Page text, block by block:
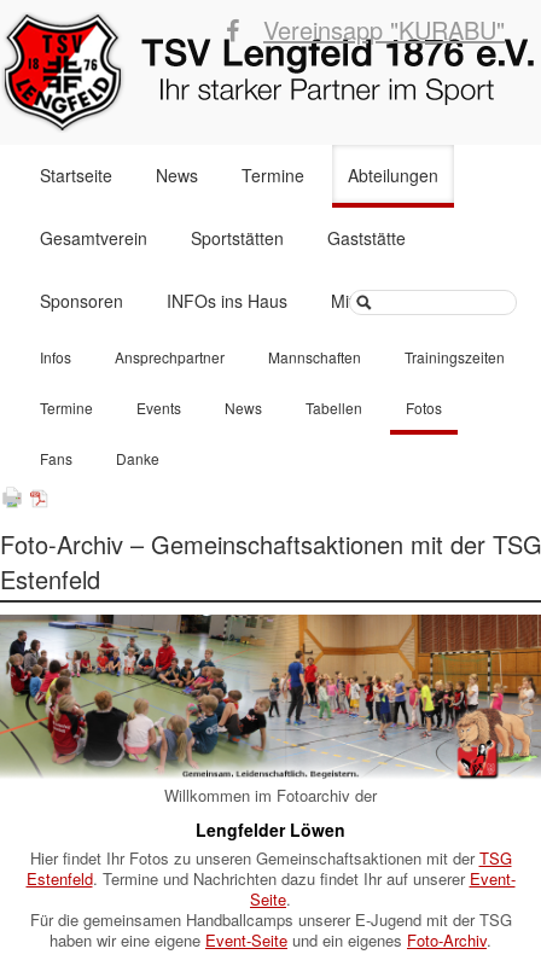
Vereinsapp "KURABU"
überspringen
Startseite News Termine Abteilungen
Gesamtverein Sportstätten Gaststätte
Sponsoren INFOs ins Haus Mitglied werden
Suchbegriffe
überspringen
Infos Ansprechpartner Mannschaften Trainingszeiten
Termine Events News Tabellen Fotos
Fans Danke
Foto-Archiv – Gemeinschaftsaktionen mit der TSG
Estenfeld
Willkommen im Fotoarchiv der
Lengfelder Löwen
Hier findet Ihr Fotos zu unseren Gemeinschaftsaktionen mit derTSG
Estenfeld. Termine und Nachrichten dazu findet Ihr auf unserer Event-
Seite.
Für die gemeinsamen Handballcamps unserer E-Jugend mit der TSG
haben wir eine eigene Event-Seite und ein eigenes Foto-Archiv.